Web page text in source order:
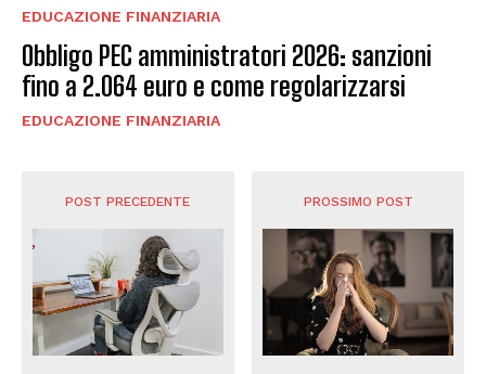
EDUCAZIONE FINANZIARIA
Obbligo PEC amministratori 2026: sanzioni
fino a 2.064 euro e come regolarizzarsi
EDUCAZIONE FINANZIARIA
POST PRECEDENTE PROSSIMO POST